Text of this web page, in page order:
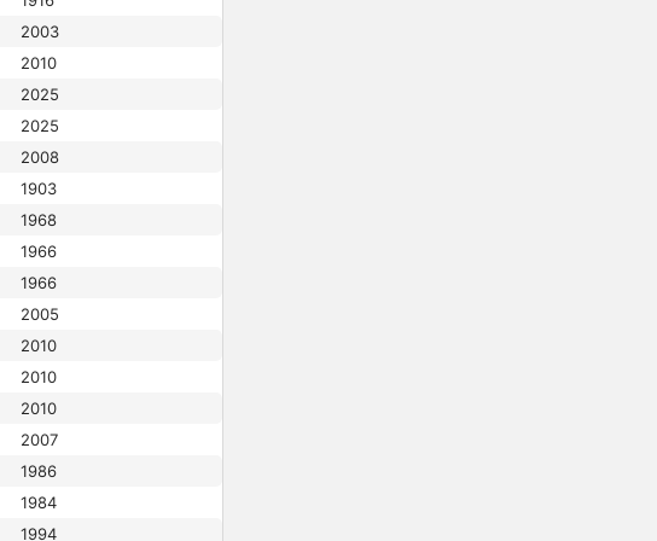
2003
2010
2025
2025
2008
1903
1968
1966
1966
2005
2010
2010
2010
2007
1986
1984
1994